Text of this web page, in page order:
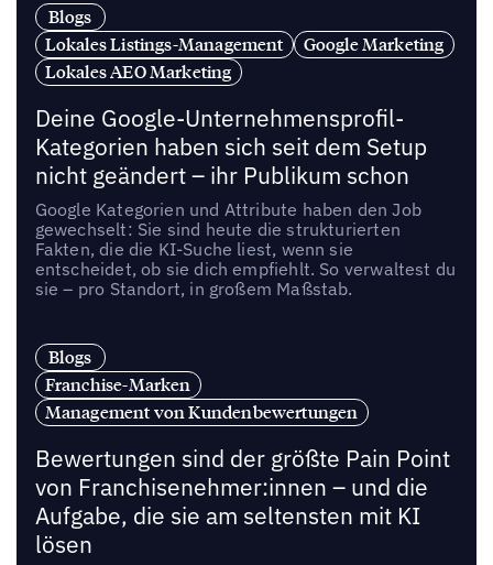
Blogs
Lokales Listings-Management
Google Marketing
Lokales AEO Marketing
Deine Google-Unternehmensprofil-
Kategorien haben sich seit dem Setup
nicht geändert – ihr Publikum schon
Google Kategorien und Attribute haben den Job
gewechselt: Sie sind heute die strukturierten
Fakten, die die KI-Suche liest, wenn sie
entscheidet, ob sie dich empfiehlt. So verwaltest du
sie – pro Standort, in großem Maßstab.
Blogs
Franchise-Marken
Management von Kundenbewertungen
Bewertungen sind der größte Pain Point
von Franchisenehmer:innen – und die
Aufgabe, die sie am seltensten mit KI
lösen